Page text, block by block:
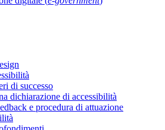
di successo
dichiarazione di accessibilità
e procedura di attuazione